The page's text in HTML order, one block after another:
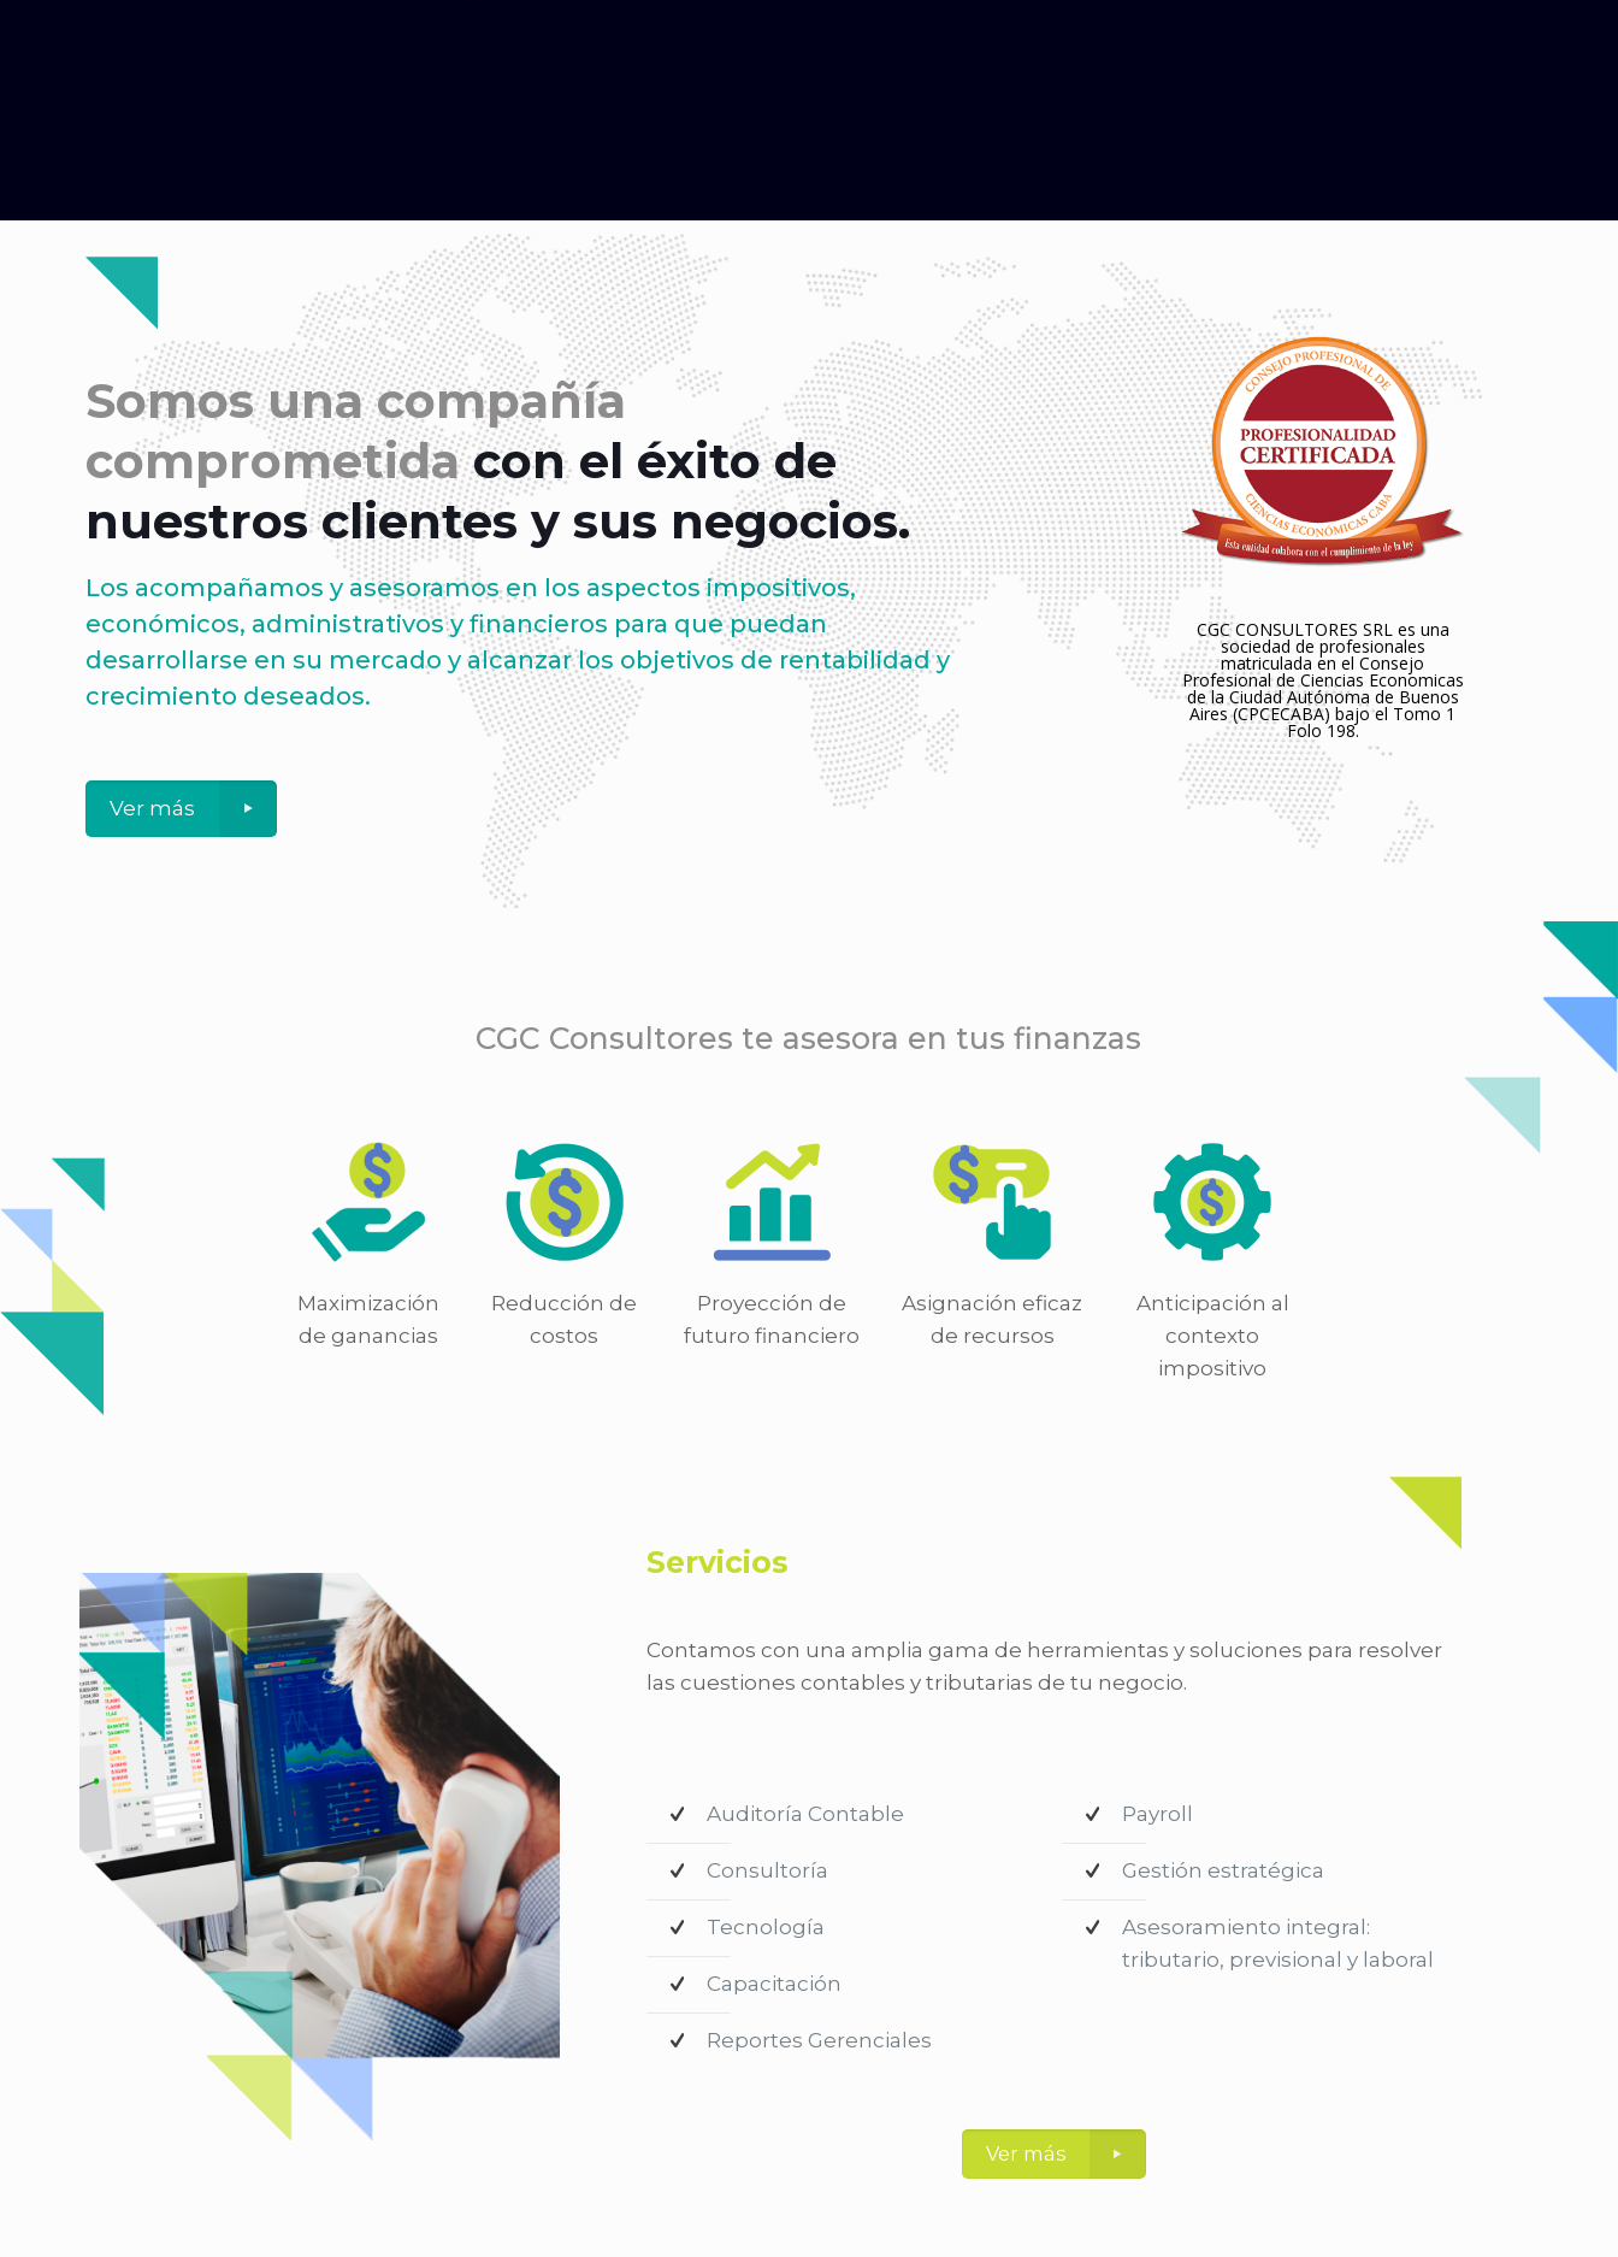
Somos una compañía
comprometidacon el éxito de
nuestros clientes y sus negocios.
Los acompañamos y asesoramos en los aspectosimpositivos,
económicos, administrativos y financieros para que puedan
desarrollarse en su mercado y alcanzar los objetivos de rentabilidad y
crecimiento deseados.
Ver más
CGC CONSULTORES SRL es una
sociedad de profesionales
matriculada en el Consejo
Profesional de Ciencias Economicas
de la Ciudad Autónoma de Buenos
Aires (CPCECABA) bajo el Tomo 1
Folo 198.
CGC Consultores te asesora en tus finanzas
Maximización
de ganancias
Reducción de
costos
Proyección de
futuro financiero
Asignación eficaz
de recursos
Anticipación al
contexto
impositivo
Servicios
Contamos con una amplia gama de herramientas y soluciones para resolver
las cuestiones contables y tributarias de tu negocio.
Auditoría Contable
Consultoría
Tecnología
Capacitación
Reportes Gerenciales
Payroll
Gestión estratégica
Asesoramiento integral:
tributario, previsional y laboral
Ver más